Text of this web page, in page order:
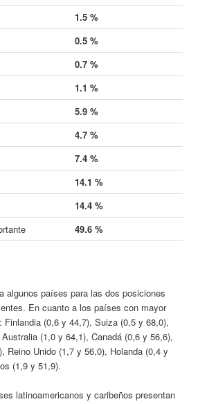
1.5 %
0.5 %
0.7 %
1.1 %
5.9 %
4.7 %
7.4 %
14.1 %
14.4 %
49.6 %
algunos países para las dos posiciones
En cuanto a los países con mayor
Finlandia (0,6 y 44,7), Suiza (0,5 y 68,0),
(1,0 y 64,1), Canadá (0,6 y 56,6),
Reino Unido (1,7 y 56,0), Holanda (0,4 y
(1,9 y 51,9).
latinoamericanos y caribeños presentan